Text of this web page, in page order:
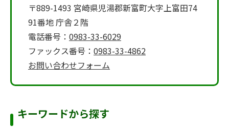
〒889-1493 宮崎県児湯郡新富町大字上富田74
91番地 庁舎２階
電話番号： 0983-33-6029
ファックス番号： 0983-33-4862
お問い合わせフォーム
キーワードから探す